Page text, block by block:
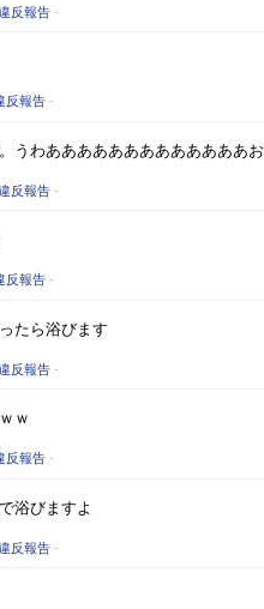
反報告 -
反報告 -
うわあああああああああああああお
反報告 -
反報告 -
たら浴びます
反報告 -
ｗ
反報告 -
浴びますよ
反報告 -